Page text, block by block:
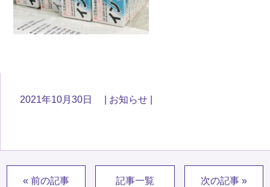
2021年10月30日 お知らせ
« 前の記事 記事一覧 次の記事 »